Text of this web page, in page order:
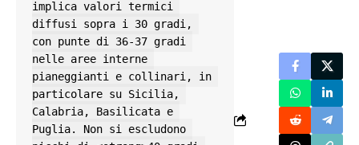
implica valori termici
diffusi sopra i 30 gradi,
con punte di 36-37 gradi
nelle aree interne
pianeggianti e collinari, in
particolare su Sicilia,
Calabria, Basilicata e
Puglia. Non si escludono